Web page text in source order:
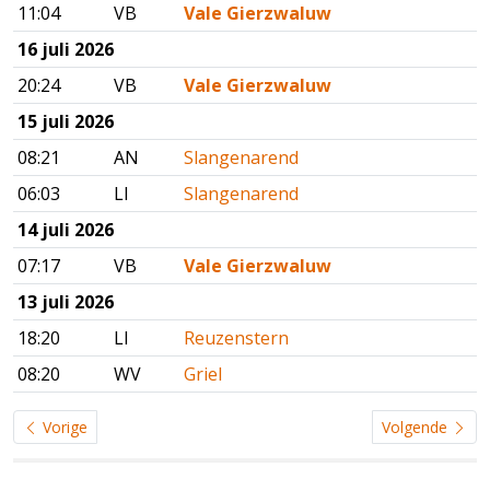
11:04
VB
Vale Gierzwaluw
16 juli 2026
20:24
VB
Vale Gierzwaluw
15 juli 2026
08:21
AN
Slangenarend
06:03
LI
Slangenarend
14 juli 2026
07:17
VB
Vale Gierzwaluw
13 juli 2026
18:20
LI
Reuzenstern
08:20
WV Griel
Vorige Volgende